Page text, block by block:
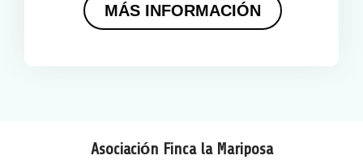
MÁS INFORMACIÓN
Asociación Finca la Mariposa